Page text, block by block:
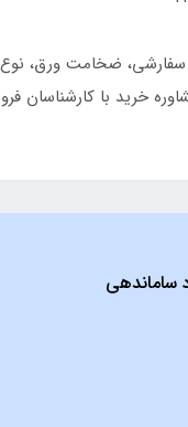
ضخامت ورق،
خرید با کارشناسان
ساماندهی